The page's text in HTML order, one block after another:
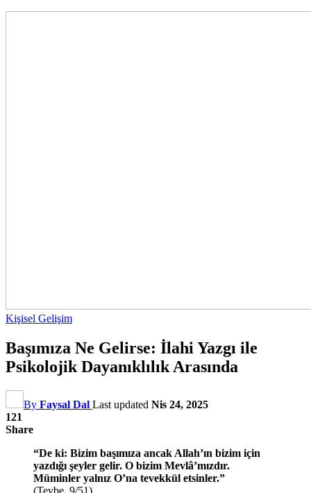
Kişisel Gelişim
Başımıza Ne Gelirse: İlahi Yazgı ile
Psikolojik Dayanıklılık Arasında
By Faysal Dal Last updated Nis 24, 2025
121
Share
“De ki: Bizim başımıza ancak Allah’ın bizim için
yazdığı şeyler gelir. O bizim Mevlâ’mızdır.
Müminler yalnız O’na tevekkül etsinler.”
(Tevbe, 9/51)